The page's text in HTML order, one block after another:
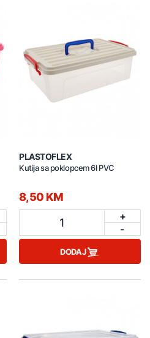
PLASTOFLEX
Kutija sa poklopcem 6l PVC
8,50 KM
1
+
-
DODAJ